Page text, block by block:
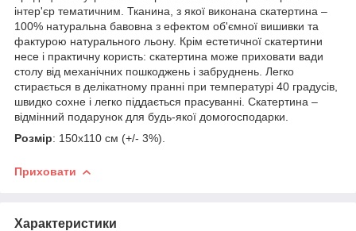
інтер'єр тематичним. Тканина, з якої виконана скатертина –
100% натуральна бавовна з ефектом об'ємної вишивки та
фактурою натурального льону. Крім естетичної скатертини
несе і практичну користь: скатертина може приховати вади
столу від механічних пошкоджень і забруднень. Легко
стирається в делікатному пранні при температурі 40 градусів,
швидко сохне і легко піддається прасуванні. Скатертина –
відмінний подарунок для будь-якої домогосподарки.
Розмір: 150х110 см (+/- 3%).
Приховати
Характеристики